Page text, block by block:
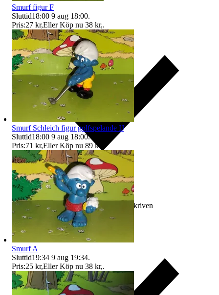
Ersättning om varan inte är som beskriven
Smurf figur F
Sluttid18:00 9 aug 18:00.
Pris:27 kr,Eller Köp nu 38 kr,.
Smurf Schleich figur golfspelande IJ
Sluttid18:00 9 aug 18:00.
Pris:71 kr,Eller Köp nu 89 kr
Smurf A
Sluttid19:34 9 aug 19:34.
Pris:25 kr,Eller Köp nu 38 kr,.